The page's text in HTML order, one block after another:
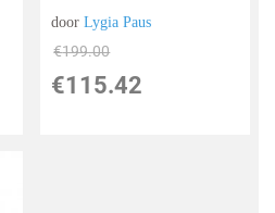
doorLygia Paus
€199.00
€115.42